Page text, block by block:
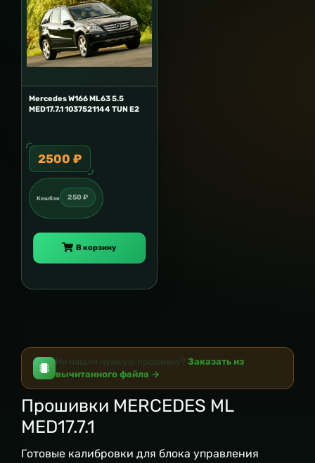
Mercedes W166 ML63 5.5
MED17.7.1 1037521144 TUN E2
2500 ₽
Кешбэк 250 ₽
В корзину
Не нашли нужную прошивку? Заказать из
вычитанного файла →
Прошивки MERCEDES ML
MED17.7.1
Готовые калибровки для блока управления